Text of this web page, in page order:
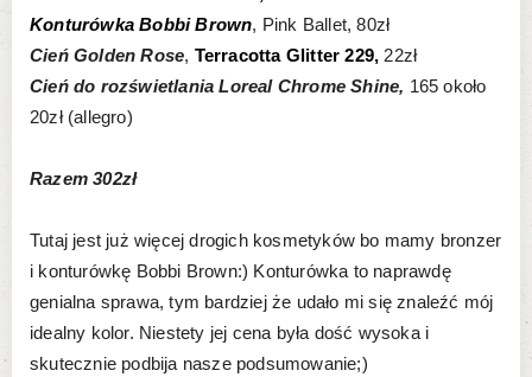
Konturówka Bobbi Brown, Pink Ballet, 80zł
Cień Golden Rose, Terracotta Glitter 229, 22zł
Cień do rozświetlania Loreal Chrome Shine, 165 około
20zł (allegro)
Razem 302zł
Tutaj jest już więcej drogich kosmetyków bo mamy bronzer
i konturówkę Bobbi Brown:) Konturówka to naprawdę
genialna sprawa, tym bardziej że udało mi się znaleźć mój
idealny kolor. Niestety jej cena była dość wysoka i
skutecznie podbija nasze podsumowanie;)